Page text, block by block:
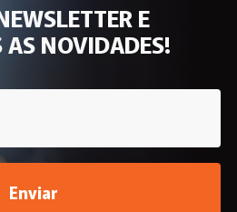
E
AS NOVIDADES!
Enviar